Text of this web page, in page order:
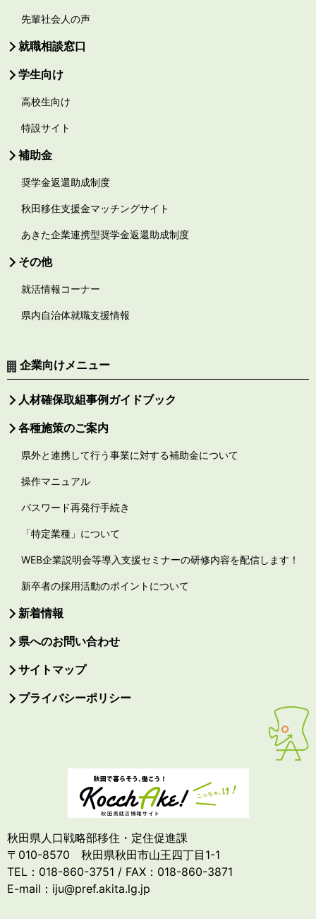
先輩社会人の声
就職相談窓口
学生向け
高校生向け
特設サイト
補助金
奨学金返還助成制度
秋田移住支援金マッチングサイト
あきた企業連携型奨学金返還助成制度
その他
就活情報コーナー
県内自治体就職支援情報
企業向けメニュー
人材確保取組事例ガイドブック
各種施策のご案内
県外と連携して行う事業に対する補助金について
操作マニュアル
パスワード再発行手続き
「特定業種」について
WEB企業説明会等導入支援セミナーの研修内容を配信します！
新卒者の採用活動のポイントについて
新着情報
県へのお問い合わせ
サイトマップ
プライバシーポリシー
秋田県人口戦略部移住・定住促進課
〒010-8570 秋田県秋田市山王四丁目1-1
TEL：018-860-3751 / FAX：018-860-3871
E-mail：iju@pref.akita.lg.jp